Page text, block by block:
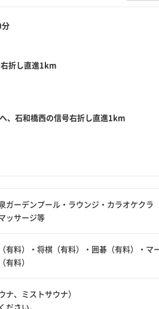
折し直進1km
、石和橋西の信号右折し直進1km
ガーデンプール・ラウンジ・カラオケクラ
ッサージ等
有料）・将棋（有料）・囲碁（有料）・マ
料）
、ミストサウナ）